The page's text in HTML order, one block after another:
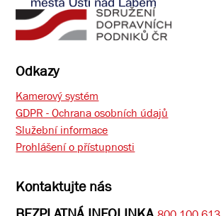
Odkazy
Kamerový systém
GDPR - Ochrana osobních údajů
Služební informace
Prohlášení o přístupnosti
Kontaktujte nás